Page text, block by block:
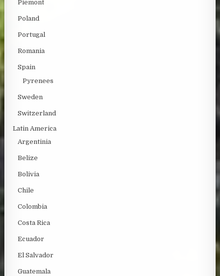
Piemont
Poland
Portugal
Romania
Spain
Pyrenees
Sweden
Switzerland
Latin America
Argentinia
Belize
Bolivia
Chile
Colombia
Costa Rica
Ecuador
El Salvador
Guatemala